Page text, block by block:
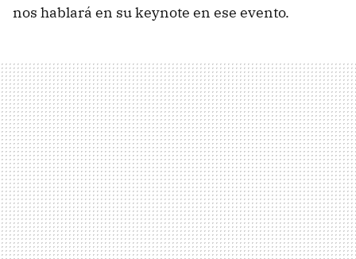
nos hablará en su keynote en ese evento.